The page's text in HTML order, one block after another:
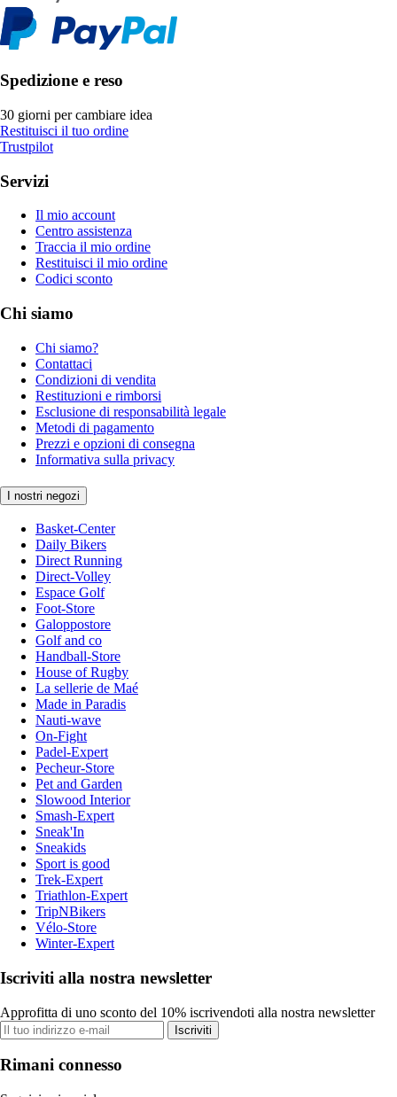
Spedizione e reso
30 giorni per cambiare idea
Restituisci il tuo ordine
Trustpilot
Servizi
Il mio account
Centro assistenza
Traccia il mio ordine
Restituisci il mio ordine
Codici sconto
Chi siamo
Chi siamo?
Contattaci
Condizioni di vendita
Restituzioni e rimborsi
Esclusione di responsabilità legale
Metodi di pagamento
Prezzi e opzioni di consegna
Informativa sulla privacy
I nostri negozi
Basket-Center
Daily Bikers
Direct Running
Direct-Volley
Espace Golf
Foot-Store
Galoppostore
Golf and co
Handball-Store
House of Rugby
La sellerie de Maé
Made in Paradis
Nauti-wave
On-Fight
Padel-Expert
Pecheur-Store
Pet and Garden
Slowood Interior
Smash-Expert
Sneak'In
Sneakids
Sport is good
Trek-Expert
Triathlon-Expert
TripNBikers
Vélo-Store
Winter-Expert
Iscriviti alla nostra newsletter
Approfitta di uno sconto del 10% iscrivendoti alla nostra newsletter
Iscriviti
Rimani connesso